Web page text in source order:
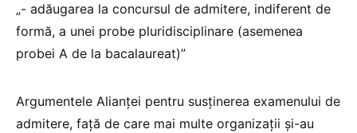
„- adăugarea la concursul de admitere, indiferent de
formă, a unei probe pluridisciplinare (asemenea
probei A de la bacalaureat)”
Argumentele Alianței pentru susținerea examenului de
admitere, față de care mai multe organizații și-au